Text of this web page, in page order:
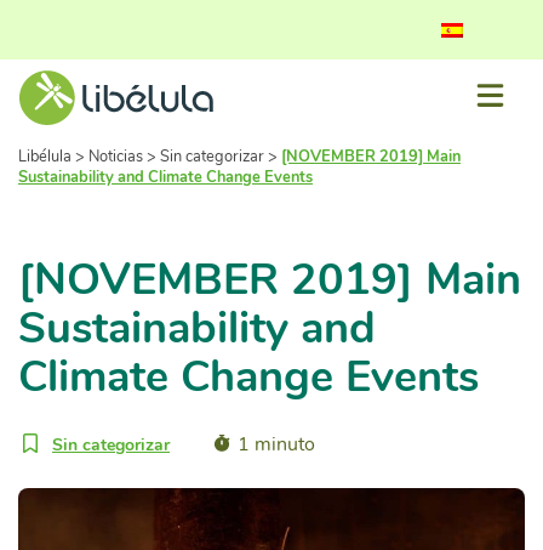
Libélula > Noticias> Sin categorizar> [NOVEMBER 2019] Main
Sustainability and Climate Change Events
[NOVEMBER 2019] Main
Sustainability and
Climate Change Events
Sin categorizar 1 minuto